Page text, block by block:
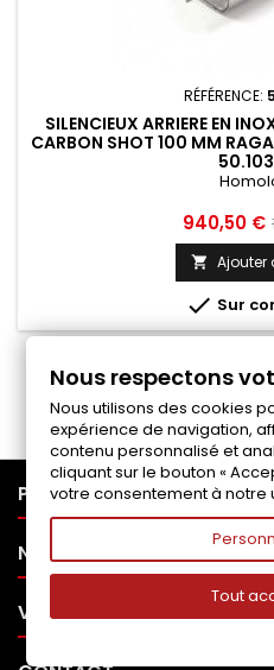
RÉFÉRENCE:
SILENCIEUX ARRIERE EN
CARBON SHOT 100 MM
Prix
940,50 €
 Ajouter
 Sur
PRODUITS
NOTRE SOCIÉTÉ
VOTRE COMPTE
Nous respectons
Nous utilisons des cookies
expérience de navigation,
contenu personnalisé et
cliquant sur le bouton «
votre consentement à notre
Tout